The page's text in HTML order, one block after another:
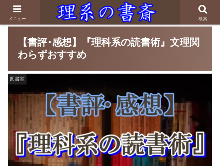
【書評･感想】『理科系の読書術』文理関
わらずおすすめ
図書室
メニュー 検索